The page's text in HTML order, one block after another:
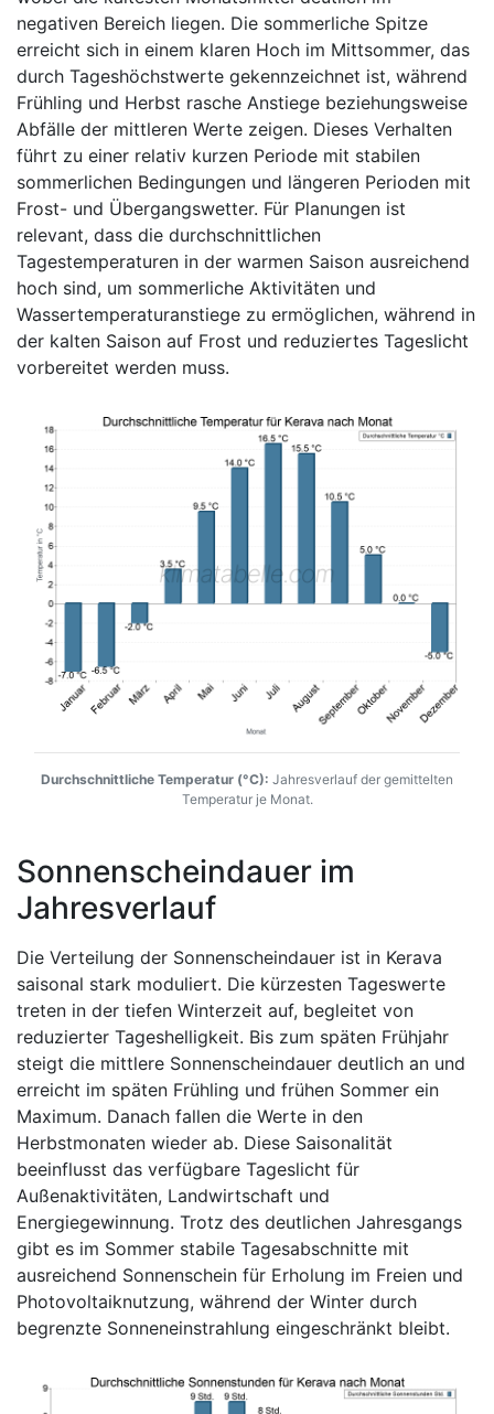
negativen Bereich liegen. Die sommerliche Spitze
erreicht sich in einem klaren Hoch im Mittsommer, das
durch Tageshöchstwerte gekennzeichnet ist, während
Frühling und Herbst rasche Anstiege beziehungsweise
Abfälle der mittleren Werte zeigen. Dieses Verhalten
führt zu einer relativ kurzen Periode mit stabilen
sommerlichen Bedingungen und längeren Perioden mit
Frost- und Übergangswetter. Für Planungen ist
relevant, dass die durchschnittlichen
Tagestemperaturen in der warmen Saison ausreichend
hoch sind, um sommerliche Aktivitäten und
Wassertemperaturanstiege zu ermöglichen, während in
der kalten Saison auf Frost und reduziertes Tageslicht
vorbereitet werden muss.
Durchschnittliche Temperatur (°C): Jahresverlauf der gemittelten
Temperatur je Monat.
Sonnenscheindauer im
Jahresverlauf
Die Verteilung der Sonnenscheindauer ist in Kerava
saisonal stark moduliert. Die kürzesten Tageswerte
treten in der tiefen Winterzeit auf, begleitet von
reduzierter Tageshelligkeit. Bis zum späten Frühjahr
steigt die mittlere Sonnenscheindauer deutlich an und
erreicht im späten Frühling und frühen Sommer ein
Maximum. Danach fallen die Werte in den
Herbstmonaten wieder ab. Diese Saisonalität
beeinflusst das verfügbare Tageslicht für
Außenaktivitäten, Landwirtschaft und
Energiegewinnung. Trotz des deutlichen Jahresgangs
gibt es im Sommer stabile Tagesabschnitte mit
ausreichend Sonnenschein für Erholung im Freien und
Photovoltaiknutzung, während der Winter durch
begrenzte Sonneneinstrahlung eingeschränkt bleibt.